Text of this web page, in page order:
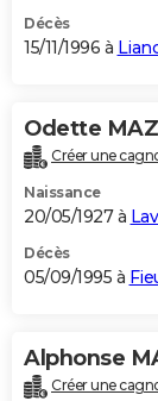
Décès
15/11/1996 à
Odette
Créer une
Naissance
20/05/1927 à
Décès
05/09/1995 à
Alphonse
Créer une